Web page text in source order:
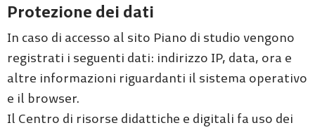
Protezione dei dati
In caso di accesso al sito Piano di studio vengono
registrati i seguenti dati: indirizzo IP, data, ora e
altre informazioni riguardanti il sistema operativo
e il browser.
Il Centro di risorse didattiche e digitali fa uso dei